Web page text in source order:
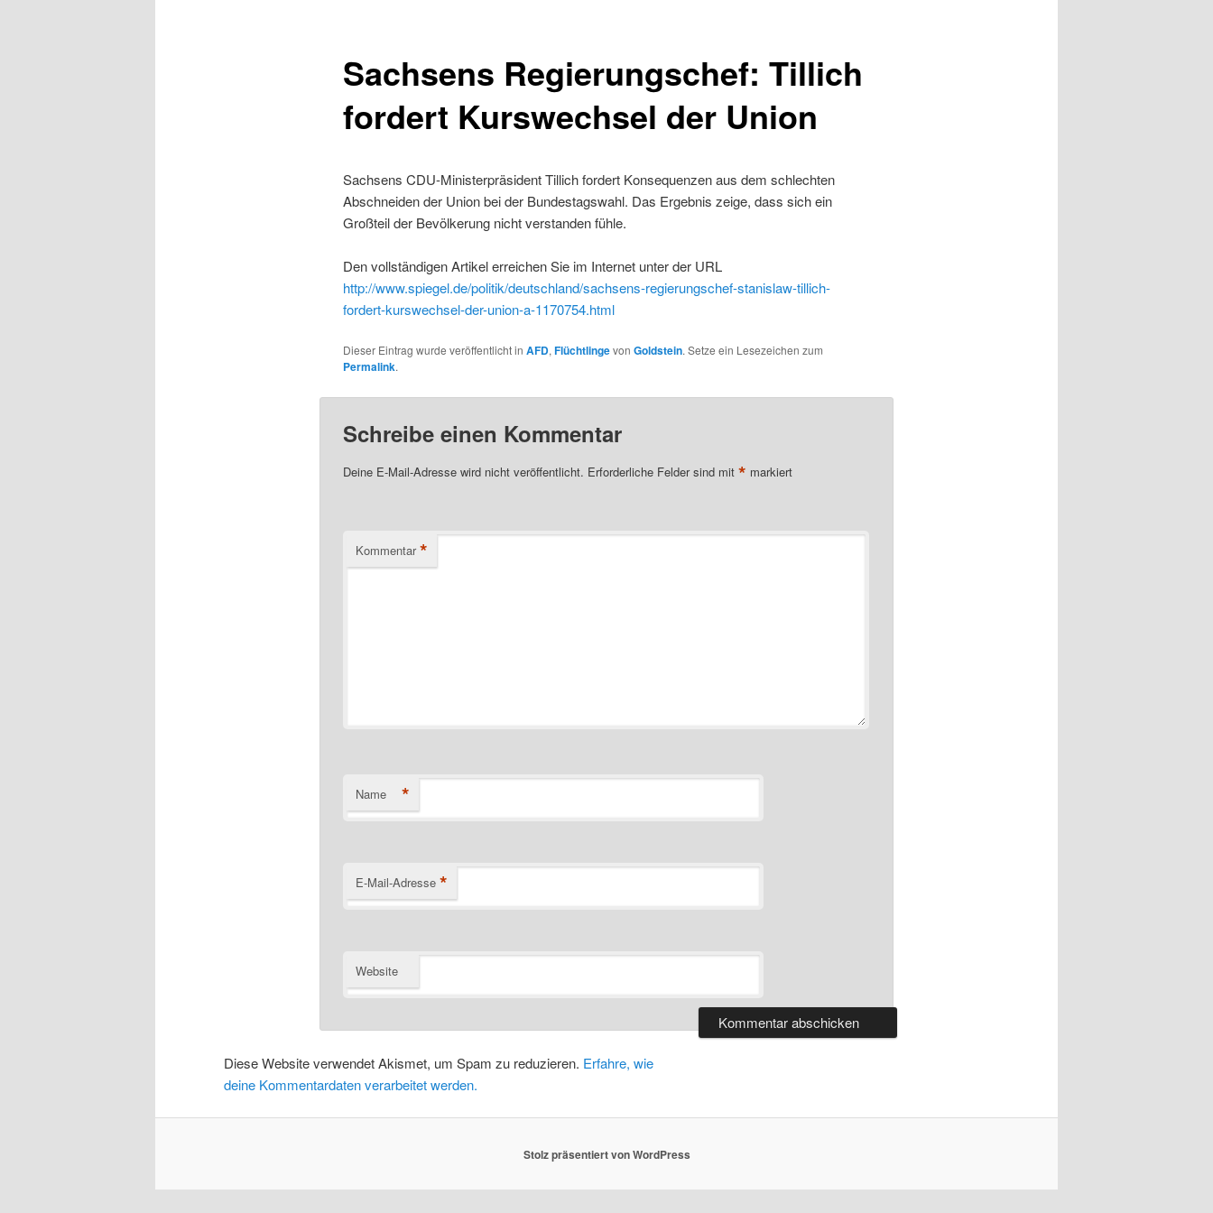
Sachsens Regierungschef: Tillich
fordert Kurswechsel der Union
Sachsens CDU-Ministerpräsident Tillich fordert Konsequenzen aus dem schlechten
Abschneiden der Union bei der Bundestagswahl. Das Ergebnis zeige, dass sich ein
Großteil der Bevölkerung nicht verstanden fühle.
Den vollständigen Artikel erreichen Sie im Internet unter der URL
http://www.spiegel.de/politik/deutschland/sachsens-regierungschef-stanislaw-tillich-
fordert-kurswechsel-der-union-a-1170754.html
Dieser Eintrag wurde veröffentlicht in AFD,Flüchtlingevon Goldstein. Setze ein Lesezeichen zum
Permalink.
Schreibe einen Kommentar
Deine E-Mail-Adresse wird nicht veröffentlicht. Erforderliche Felder sind mit * markiert
Kommentar *
Name *
E-Mail-Adresse *
Website
Diese Website verwendet Akismet, um Spam zu reduzieren. Erfahre, wie
deine Kommentardaten verarbeitet werden.
Stolz präsentiert von WordPress